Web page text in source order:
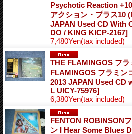
Psychotic Reaction
アクション・プラス10
JAPAN Used CD With
DO / KING KICP-2167]
7,480Yen(tax included)
THE FLAMINGOS フラ
FLAMINGOS フラミン
2013 JAPAN Used CD
L UICY-75976]
6,380Yen(tax included)
FENTON ROBINSON
ン I Hear Some Blues